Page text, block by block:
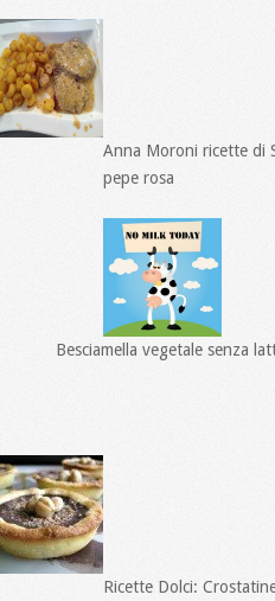
Anna Moroni ricette di
pepe rosa
Besciamella vegetale senza
Ricette Dolci: